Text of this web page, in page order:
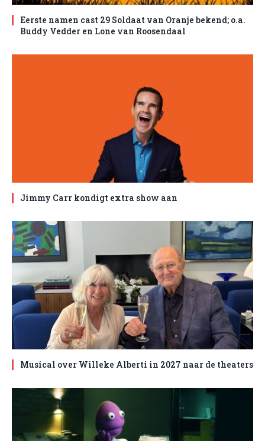
Eerste namen cast 29 Soldaat van Oranje bekend; o.a.
Buddy Vedder en Lone van Roosendaal
Jimmy Carr kondigt extra show aan
Musical over Willeke Alberti in 2027 naar de theaters